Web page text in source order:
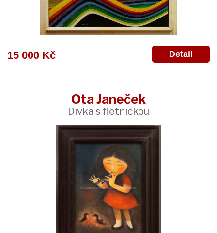
15 000 Kč Detail
Ota Janeček
Dívka s flétničkou